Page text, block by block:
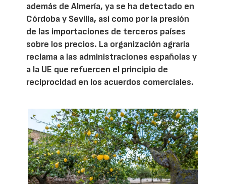
además de Almería, ya se ha detectado en
Córdoba y Sevilla, así como por la presión
de las importaciones de terceros países
sobre los precios. La organización agraria
reclama a las administraciones españolas y
a la UE que refuercen el principio de
reciprocidad en los acuerdos comerciales.